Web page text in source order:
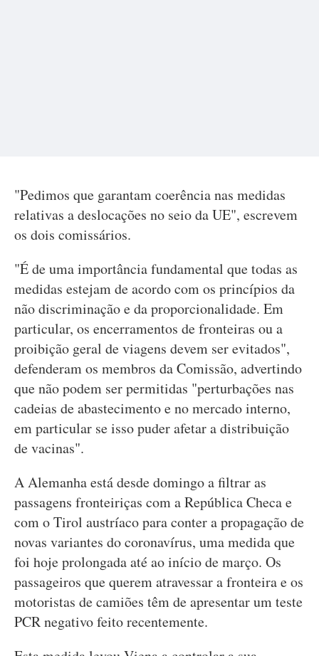
"Pedimos que garantam coerência nas medidas
relativas a deslocações no seio da UE", escrevem
os dois comissários.
"É de uma importância fundamental que todas as
medidas estejam de acordo com os princípios da
não discriminação e da proporcionalidade. Em
particular, os encerramentos de fronteiras ou a
proibição geral de viagens devem ser evitados",
defenderam os membros da Comissão, advertindo
que não podem ser permitidas "perturbações nas
cadeias de abastecimento e no mercado interno,
em particular se isso puder afetar a distribuição
de vacinas".
A Alemanha está desde domingo a filtrar as
passagens fronteiriças com a República Checa e
com o Tirol austríaco para conter a propagação de
novas variantes do coronavírus, uma medida que
foi hoje prolongada até ao início de março. Os
passageiros que querem atravessar a fronteira e os
motoristas de camiões têm de apresentar um teste
PCR negativo feito recentemente.